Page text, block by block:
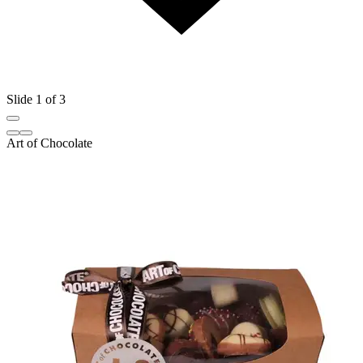
Slide 1 of 3
Art of Chocolate